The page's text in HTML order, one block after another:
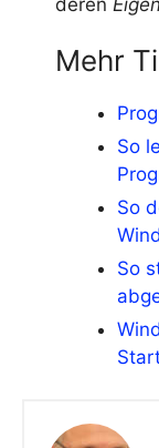
Mehr
So
So
So